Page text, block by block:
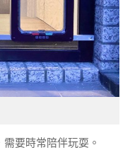
要時常陪伴玩耍。